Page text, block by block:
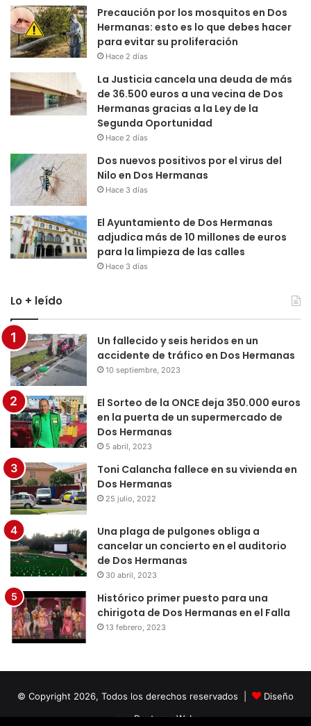
Precaución por los mosquitos en Dos
Hermanas: esto es lo que debes hacer
para evitar su proliferación
Hace 2 días
La Justicia cancela una deuda de más
de 36.500 euros a una vecina de Dos
Hermanas gracias a la Ley de la
Segunda Oportunidad
Hace 2 días
Dos nuevos positivos por el virus del
Nilo en Dos Hermanas
Hace 3 días
El Ayuntamiento de Dos Hermanas
adjudica más de 10 millones de euros
para la limpieza de las calles
Hace 3 días
Lo + leído
Un fallecido y seis heridos en un
accidente de tráfico en Dos Hermanas
10 septiembre, 2023
El Sorteo de la ONCE deja 350.000 euros
en la puerta de un supermercado de
Dos Hermanas
5 abril, 2023
Toni Calancha fallece en su vivienda en
Dos Hermanas
25 julio, 2022
Una plaga de pulgones obliga a
cancelar un concierto en el auditorio
de Dos Hermanas
30 abril, 2023
Histórico primer puesto para una
chirigota de Dos Hermanas en el Falla
13 febrero, 2023
© Copyright 2026, Todos los derechos reservados |
Diseño
por Doctores Web